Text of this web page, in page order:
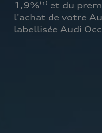
1,9%⁽¹⁾ et du
l'achat de votre
labellisée Audi